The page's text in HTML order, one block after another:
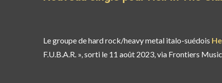
Le groupe de hard rock/heavy metal italo-suédois
F.U.B.A.R. », sorti le 11 août 2023, via Frontiers